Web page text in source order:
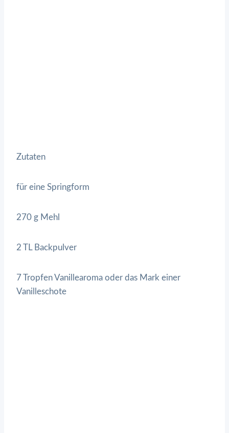
Zutaten
für eine Springform
270 g Mehl
2 TL Backpulver
7 Tropfen Vanillearoma oder das Mark einer
Vanilleschote